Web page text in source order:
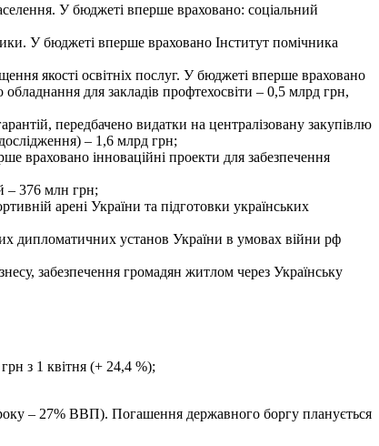
У бюджеті вперше враховано: соціальний
У бюджеті вперше враховано Інститут помічника
якості освітніх послуг. У бюджеті вперше враховано
для закладів профтехосвіти – 0,5 млрд грн,
передбачено видатки на централізовану закупівлю
– 1,6 млрд грн;
враховано інноваційні проекти для забезпечення
– 376 млн грн;
арені України та підготовки українських
дипломатичних установ України в умовах війни рф
забезпечення громадян житлом через Українську
з 1 квітня (+ 24,4 %);
– 27% ВВП). Погашення державного боргу планується